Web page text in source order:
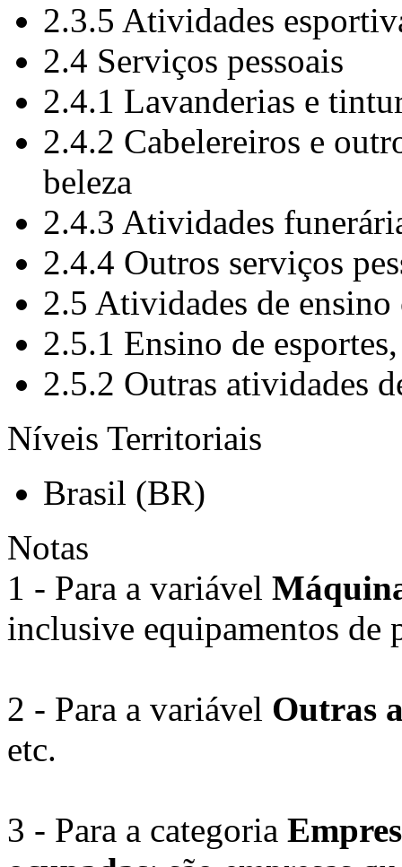
2.3.5 Atividades
2.4 Serviços pessoais
2.4.1 Lavanderias e
2.4.2 Cabelereiros e
beleza
2.4.3 Atividades
2.4.4 Outros serviços
2.5 Atividades de
2.5.1 Ensino de
2.5.2 Outras atividades
Níveis Territoriais
Brasil (BR)
Notas
1 - Para a variável
inclusive equipamentos de
2 - Para a variável Outras
etc.
3 - Para a categoria